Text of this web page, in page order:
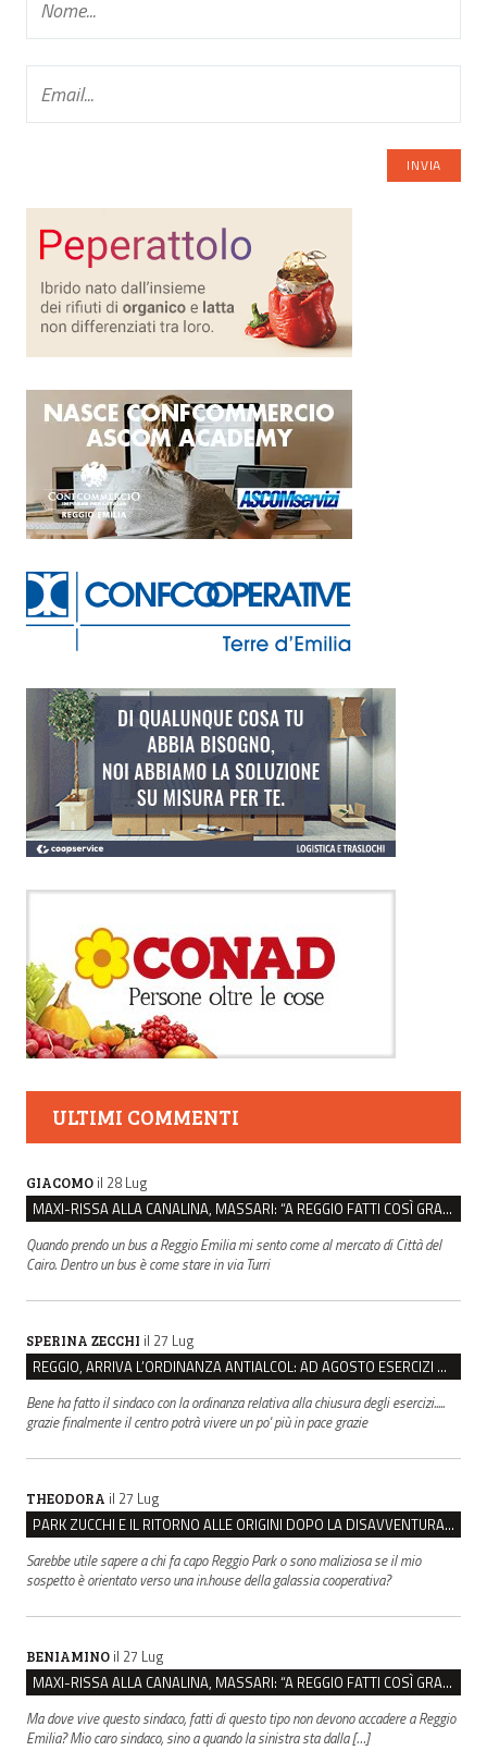
ULTIMI COMMENTI
GIACOMO il 28 Lug
MAXI-RISSA ALLA CANALINA, MASSARI: “A REGGIO FATTI COSÌ GRAVI NON DEVONO TROVARE SPAZIO”
Quando prendo un bus a Reggio Emilia mi sento come al mercato di Città del
Cairo. Dentro un bus è come stare in via Turri
SPERINA ZECCHI il 27 Lug
REGGIO, ARRIVA L’ORDINANZA ANTIALCOL: AD AGOSTO ESERCIZI DI VICINATO CHIUSI DALLE 22 ALLE 6
Bene ha fatto il sindaco con la ordinanza relativa alla chiusura degli esercizi.....
grazie finalmente il centro potrà vivere un po' più in pace grazie
THEODORA il 27 Lug
PARK ZUCCHI E IL RITORNO ALLE ORIGINI DOPO LA DISAVVENTURA CON REGGIO EMILIA PARCHEGGI
Sarebbe utile sapere a chi fa capo Reggio Park o sono maliziosa se il mio
sospetto è orientato verso una in.house della galassia cooperativa?
BENIAMINO il 27 Lug
MAXI-RISSA ALLA CANALINA, MASSARI: “A REGGIO FATTI COSÌ GRAVI NON DEVONO TROVARE SPAZIO”
Ma dove vive questo sindaco, fatti di questo tipo non devono accadere a Reggio
Emilia? Mio caro sindaco, sino a quando la sinistra sta dalla […]